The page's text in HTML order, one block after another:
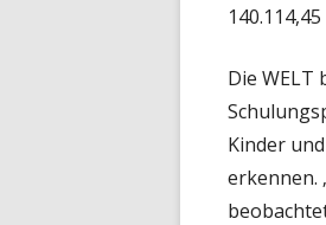
Die WELT
Kinder
erkennen.